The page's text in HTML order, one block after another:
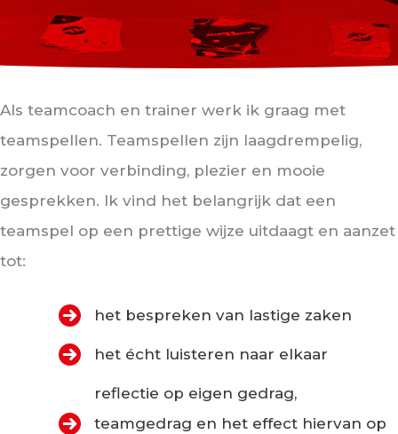
Als teamcoach en trainer werk ik graag met
teamspellen. Teamspellen zijn laagdrempelig,
zorgen voor verbinding, plezier en mooie
gesprekken. Ik vind het belangrijk dat een
teamspel op een prettige wijze uitdaagt en aanzet
tot:
het bespreken van lastige zaken
het écht luisteren naar elkaar
reflectie op eigen gedrag,
teamgedrag en het effect hiervan op